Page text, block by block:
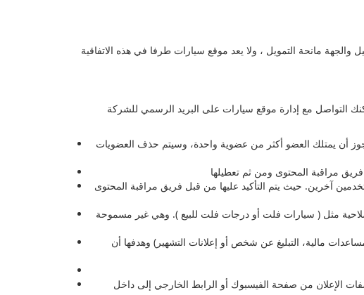
أن يمتلك العضو أكثر من عضوية واحدة، وسيتم حذف العضويات
آخرين. حيث يتم التأكيد عليها من قبل فريق مراقبة المحتوى
مثل ( سيارات فلت أو درجات فلت للبيع ). وهي غير مسموحة
مالية، التبليغ عن شخص أو إعلانات التشهير) وهدفها أن
الإعلان من صفحة الفيسبوك أو الرابط الخارجي إلى داخل